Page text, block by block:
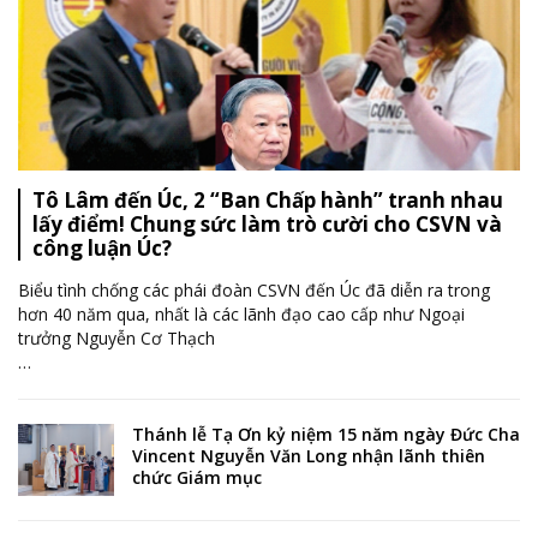
Tô Lâm đến Úc, 2 “Ban Chấp hành” tranh nhau
lấy điểm! Chung sức làm trò cười cho CSVN và
công luận Úc?
Biểu tình chống các phái đoàn CSVN đến Úc đã diễn ra trong
hơn 40 năm qua, nhất là các lãnh đạo cao cấp như Ngoại
trưởng Nguyễn Cơ Thạch
…
Thánh lễ Tạ Ơn kỷ niệm 15 năm ngày Đức Cha
Vincent Nguyễn Văn Long nhận lãnh thiên
chức Giám mục